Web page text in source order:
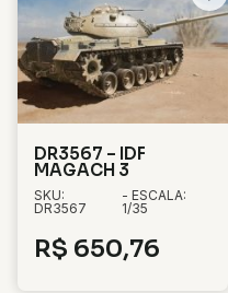
DR3567 – IDF
MAGACH 3
SKU:
DR3567
- ESCALA:
1/35
R$ 650,76